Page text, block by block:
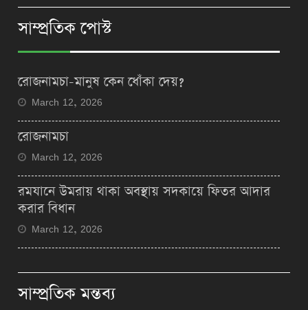
সাম্প্রতিক পোস্ট
রোজনামচা-মানুষ কেন ধোঁকা দেয়?
March 12, 2026
রোজনামচা
March 12, 2026
রমযানে উমরায় থাকা অবস্থায় সদকায়ে ফিতর আদার
করার বিধান
March 12, 2026
সাম্প্রতিক মন্তব্য